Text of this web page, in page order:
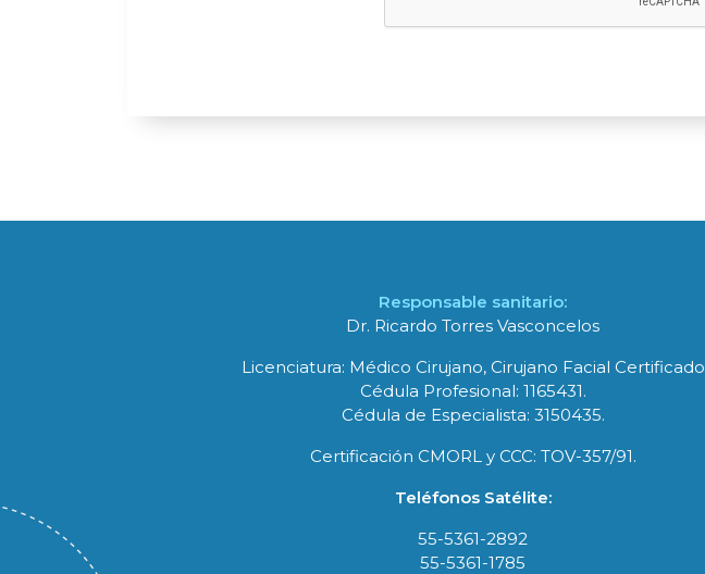
Responsable sanitario:
Dr. Ricardo Torres Vasconcelos
Licenciatura: Médico Cirujano, Cirujano Facial Certificado
Cédula Profesional: 1165431.
Cédula de Especialista: 3150435.
Certificación CMORL y CCC: TOV-357/91.
Teléfonos Satélite:
55-5361-2892
55-5361-1785